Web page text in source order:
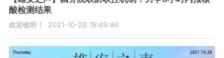
酸检测结果
欢迎收听！ 2021-10-28 19:49:46